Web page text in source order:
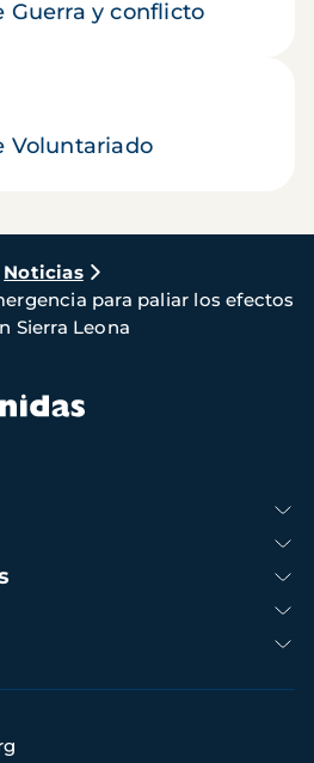
Guerra y conflicto
Voluntariado
Noticias
para paliar los efectos
Sierra Leona